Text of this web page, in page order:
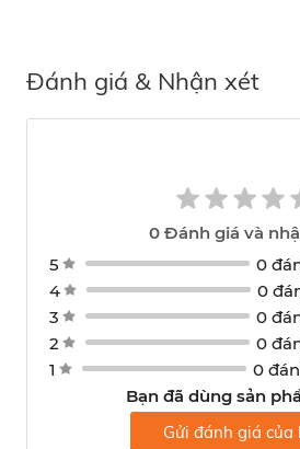
Đánh giá & Nhận xét
0 Đánh giá và
5
0
4
0
3
0
2
0
1
0
Bạn đã dùng sản
Gửi đánh giá của